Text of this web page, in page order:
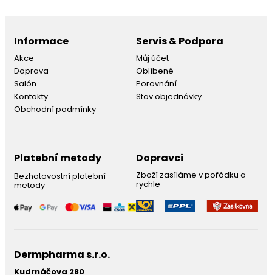
Informace
Akce
Doprava
Salón
Kontakty
Obchodní podmínky
Servis & Podpora
Můj účet
Oblíbené
Porovnání
Stav objednávky
Platební metody
Bezhotovostní platební
metody
Dopravci
Zboží zasíláme v pořádku a
rychle
Dermpharma s.r.o.
Kudrnáčova 280